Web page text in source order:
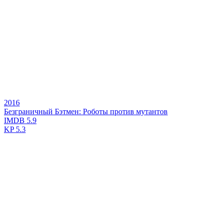
2016
Безграничный Бэтмен: Роботы против мутантов
IMDB 5.9
KP5.3